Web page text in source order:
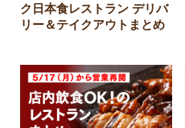
ク日本食レストラン デリバ
リー＆テイクアウトまとめ